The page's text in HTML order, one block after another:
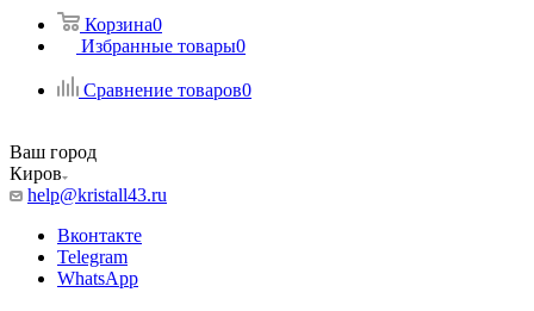
Корзина0
Избранные товары0
Сравнение товаров0
Ваш город
Киров
help@kristall43.ru
Вконтакте
Telegram
WhatsApp